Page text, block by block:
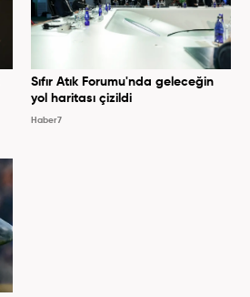
Sıfır Atık Forumu'nda geleceğin
yol haritası çizildi
Haber7